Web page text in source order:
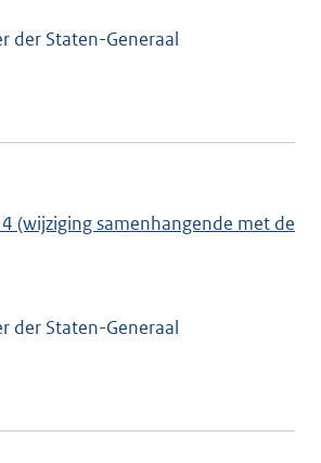
der Staten-Generaal
(wijziging samenhangende met de
der Staten-Generaal